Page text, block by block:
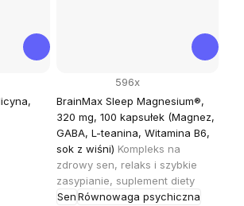
BrainMax Sleep Magnesium®,
320 mg, 100 kapsułek (Magnez,
GABA, L-teanina, Witamina B6,
sok z wiśni) Kompleks na
zdrowy sen, relaks i szybkie
zasypianie, suplement diety
SenRównowaga psychiczna
596x